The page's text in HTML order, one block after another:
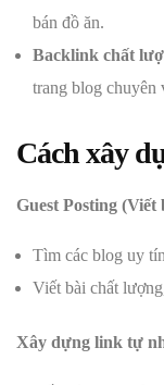
bán đồ ăn.
Backlink chất
trang blog chuyên
Cách xây
Guest Posting (Viết
Tìm các blog uy
Viết bài chất
Xây dựng link tự